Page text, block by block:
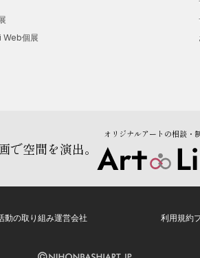
Web個展
で空間を演出。
オリジナルアートの相談・
動の取り組み運営会社 利用規約